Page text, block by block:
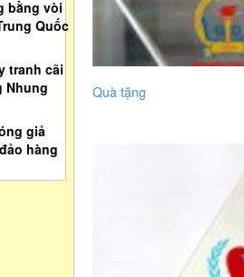
bằng vòi
Quốc
tranh cãi
Nhung
giả
hàng
Quà tặng